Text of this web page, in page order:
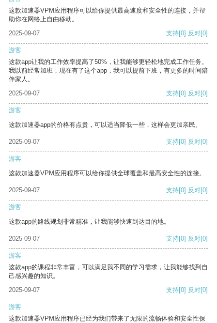
这款加速器VPM应用程序可以给你提供最高速度和安全性的连接，并帮
助你在网络上自由移动。
2025-09-07
支持[0] 反对[0]
游客
这款app让我的工作效率提高了50%，让我能够更轻松地完成工作任务。
我以前经常加班，现在有了这个app，我可以提前下班，有更多的时间陪
伴家人。
2025-09-07
支持[0] 反对[0]
游客
这款加速器app的价格有点贵，可以适当降低一些，这样会更加亲民。
2025-09-07 支持[0] 反对[0]
游客
这款加速器VPM应用程序可以给你提供全球覆盖和最高安全性的连接。
2025-09-07 支持[0] 反对[0]
游客
这款app的路线规划非常精准，让我能够快速到达目的地。
2025-09-07 支持[0] 反对[0]
游客
这款app的课程非常丰富，可以满足我不同的学习需求，让我能够找到自
己感兴趣的知识。
2025-09-07
支持[0] 反对[0]
游客
这款加速器VPM应用程序已经为我们带来了无限的流畅体验和安全性保